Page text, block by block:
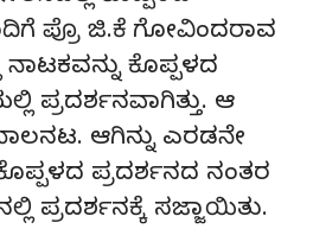
ಪ್ರೊ ಜಿ.ಕೆ ಗೋವಿಂದರಾವ
ಕೊಪ್ಪಳದ
ಪ್ರದರ್ಶನವಾಗಿತ್ತು. ಆ
ಆಗಿನ್ನು ಎರಡನೇ
ಪ್ರದರ್ಶನದ ನಂತರ
ಪ್ರದರ್ಶನಕ್ಕೆ ಸಜ್ಜಾಯಿತು.